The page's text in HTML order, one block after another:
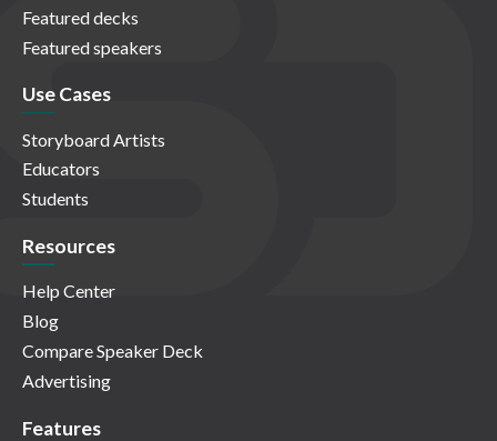
Featured decks
Featured speakers
Use Cases
Storyboard Artists
Educators
Students
Resources
Help Center
Blog
Compare Speaker Deck
Advertising
Features